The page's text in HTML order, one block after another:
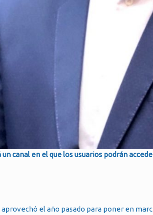
canal en el que los usuarios podrán
aprovechó el año pasado para poner en